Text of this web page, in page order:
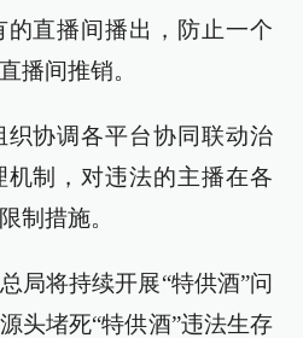
直播间播出，防止一个
播间推销。
协调各平台协同联动治
制，对违法的主播在各
制措施。
局将持续开展“特供酒”问
头堵死“特供酒”违法生存